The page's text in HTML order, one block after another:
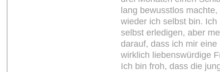
lang bewusstlos
wieder ich selbst bin.
selbst erledigen, aber
darauf, dass ich mir
wirklich liebenswürdige
Ich bin froh, dass die